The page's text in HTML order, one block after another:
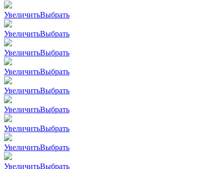
УвеличитьВыбрать
УвеличитьВыбрать
УвеличитьВыбрать
УвеличитьВыбрать
УвеличитьВыбрать
УвеличитьВыбрать
УвеличитьВыбрать
УвеличитьВыбрать
УвеличитьВыбрать